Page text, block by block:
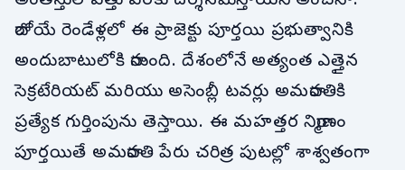
రాబోయే రెండేళ్లలో ఈ ప్రాజెక్టు పూర్తయి ప్రభుత్వానికి
అందుబాటులోకి రానుంది. దేశంలోనే అత్యంత ఎత్తైన
సెక్రటేరియట్ మరియు అసెంబ్లీ టవర్లు అమరావతికి
ప్రత్యేక గుర్తింపును తెస్తాయి. ఈ మహత్తర నిర్మాణం
పూర్తయితే అమరావతి పేరు చరిత్ర పుటల్లో శాశ్వతంగా